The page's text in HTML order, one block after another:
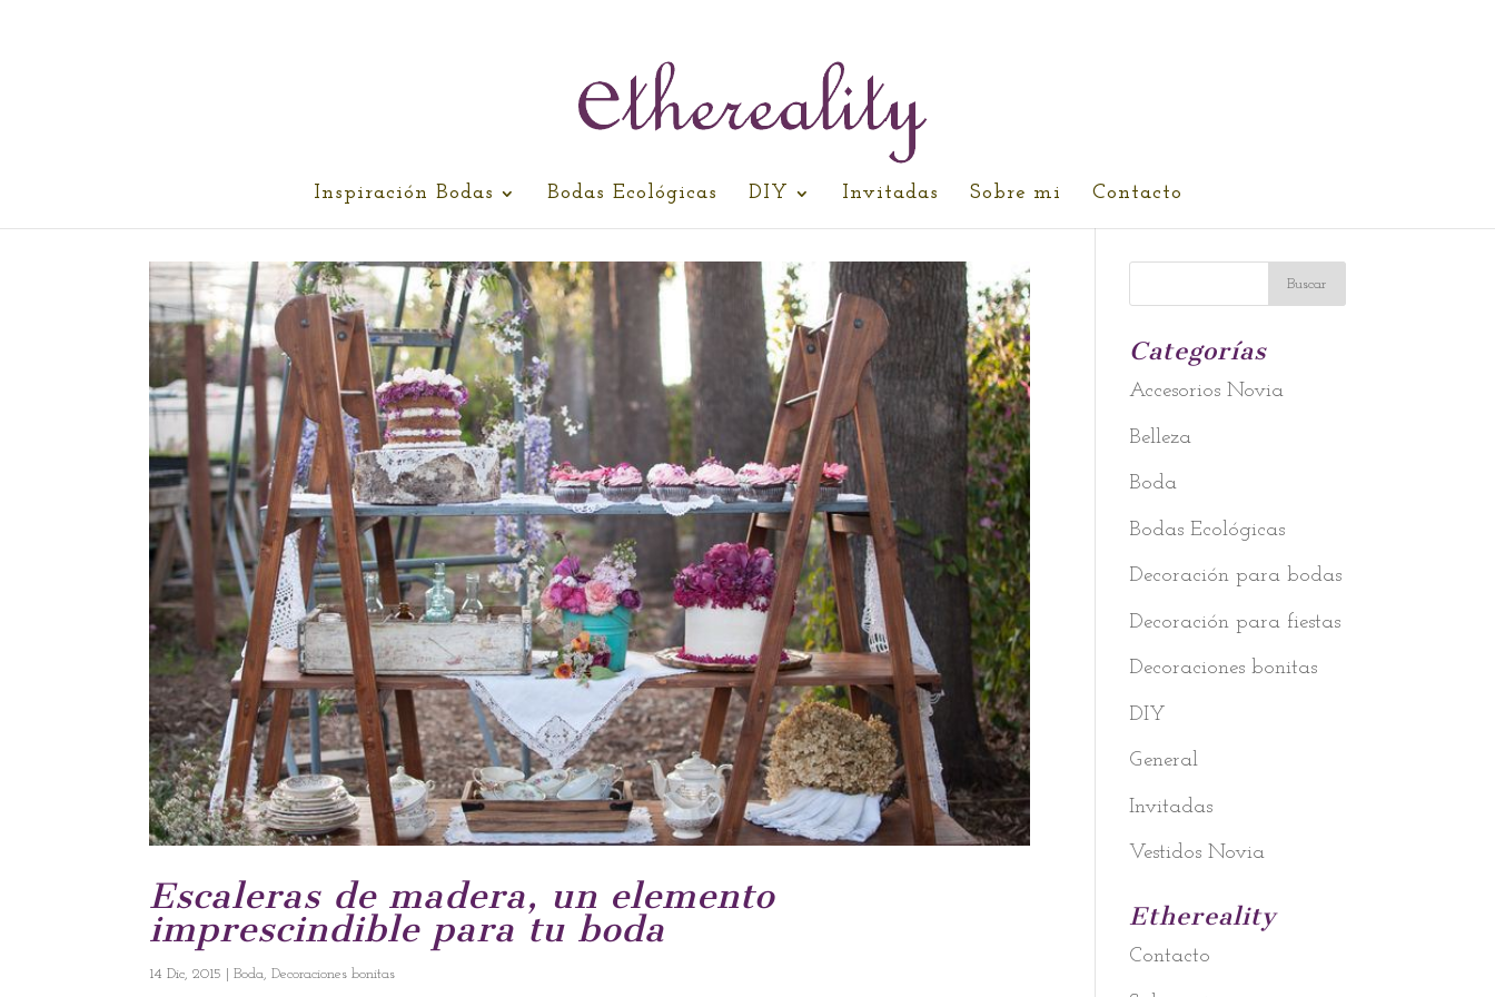
Inspiración Bodas Bodas Ecológicas DIY Invitadas Sobre mi Contacto
Escaleras de madera, un elemento
imprescindible para tu boda
14 Dic, 2015 |Boda,Decoraciones bonitas
Categorías
Accesorios Novia
Belleza
Boda
Bodas Ecológicas
Decoración para bodas
Decoración para fiestas
Decoraciones bonitas
DIY
General
Invitadas
Vestidos Novia
Ethereality
Contacto